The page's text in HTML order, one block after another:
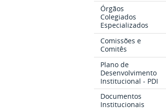
Órgãos
Colegiados
Especializados
Comissões e
Comitês
Plano de
Desenvolvimento
Institucional - PDI
Documentos
Institucionais